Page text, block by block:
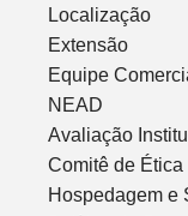
Localização
Extensão
Equipe
NEAD
Avaliação
Comitê de Ética
Hospedagem e